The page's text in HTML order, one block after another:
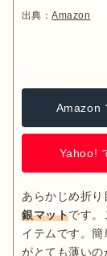
出典：Amazon
Amazon
Yahoo!
あらかじめ折
銀マットです。
イテムです。